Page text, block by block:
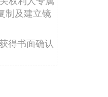
制及建立镜
获得书面确认